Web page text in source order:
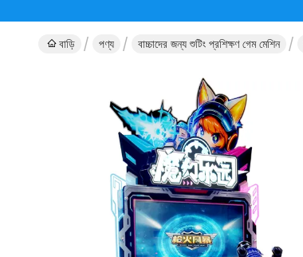
বাড়ি পণ্য বাচ্চাদের জন্য শুটিং প্রশিক্ষণ গেম মেশিন